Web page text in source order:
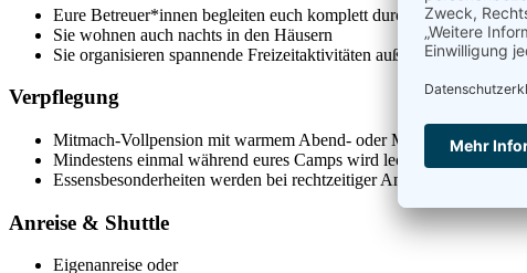
Eure Betreuer*innen begleiten euch komplett durch die spannende
Sie wohnen auch nachts in den Häusern
Sie organisieren spannende Freizeitaktivitäten außerhalb der
Verpflegung
Mitmach-Vollpension mit warmem Abend- oder Mittagessen. Auf-
Mindestens einmal während eures Camps wird lecker gegrillt
Essensbesonderheiten werden bei rechtzeitiger Anmeldung
Anreise & Shuttle
Eigenanreise oder